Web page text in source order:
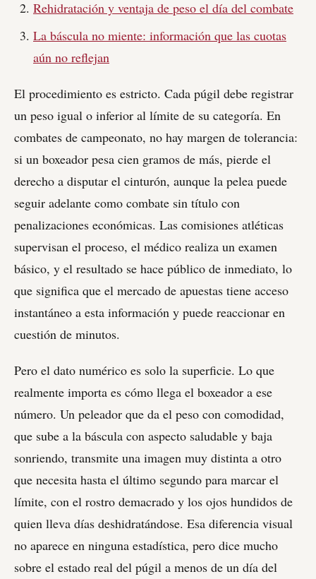
Rehidratación y ventaja de peso el día del combate
La báscula no miente: información que las cuotas
aún no reflejan
El procedimiento es estricto. Cada púgil debe registrar
un peso igual o inferior al límite de su categoría. En
combates de campeonato, no hay margen de tolerancia:
si un boxeador pesa cien gramos de más, pierde el
derecho a disputar el cinturón, aunque la pelea puede
seguir adelante como combate sin título con
penalizaciones económicas. Las comisiones atléticas
supervisan el proceso, el médico realiza un examen
básico, y el resultado se hace público de inmediato, lo
que significa que el mercado de apuestas tiene acceso
instantáneo a esta información y puede reaccionar en
cuestión de minutos.
Pero el dato numérico es solo la superficie. Lo que
realmente importa es cómo llega el boxeador a ese
número. Un peleador que da el peso con comodidad,
que sube a la báscula con aspecto saludable y baja
sonriendo, transmite una imagen muy distinta a otro
que necesita hasta el último segundo para marcar el
límite, con el rostro demacrado y los ojos hundidos de
quien lleva días deshidratándose. Esa diferencia visual
no aparece en ninguna estadística, pero dice mucho
sobre el estado real del púgil a menos de un día del